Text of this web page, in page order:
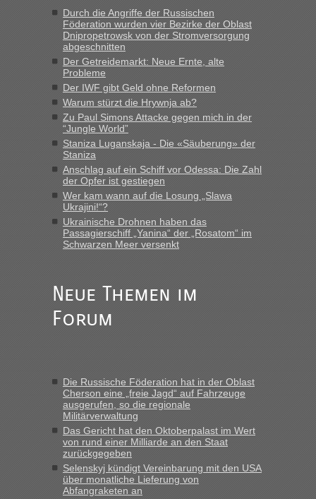
Durch die Angriffe der Russischen
Föderation wurden vier Bezirke der Oblast
Dnipropetrowsk von der Stromversorgung
abgeschnitten
Der Getreidemarkt: Neue Ernte, alte
Probleme
Der IWF gibt Geld ohne Reformen
Warum stürzt die Hrywnja ab?
Zu Paul Simons Attacke gegen mich in der
“Jungle World”
Staniza Luganskaja - Die «Säuberung» der
Staniza
Anschlag auf ein Schiff vor Odessa: Die Zahl
der Opfer ist gestiegen
Wer kam wann auf die Losung „Slawa
Ukrajini!“?
Ukrainische Drohnen haben das
Passagierschiff „Yanina“ der „Rosatom“ im
Schwarzen Meer versenkt
Neue Themen im
Forum
Die Russische Föderation hat in der Oblast
Cherson eine „freie Jagd“ auf Fahrzeuge
ausgerufen, so die regionale
Militärverwaltung
Das Gericht hat den Oktoberpalast im Wert
von rund einer Milliarde an den Staat
zurückgegeben
Selenskyj kündigt Vereinbarung mit den USA
über monatliche Lieferung von
Abfangraketen an